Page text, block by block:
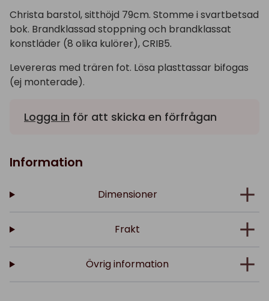
Christa barstol, sitthöjd 79cm. Stomme i svartbetsad
bok. Brandklassad stoppning och brandklassat
konstläder (8 olika kulörer), CRIB5.
Levereras med trären fot. Lösa plasttassar bifogas
(ej monterade).
Logga in för att skicka en förfrågan
Information
Dimensioner
Frakt
Övrig information